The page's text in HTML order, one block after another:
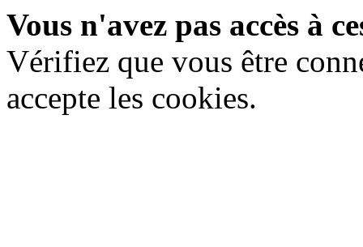
Vous n'avez pas accès à
Vérifiez que vous être
accepte les cookies.